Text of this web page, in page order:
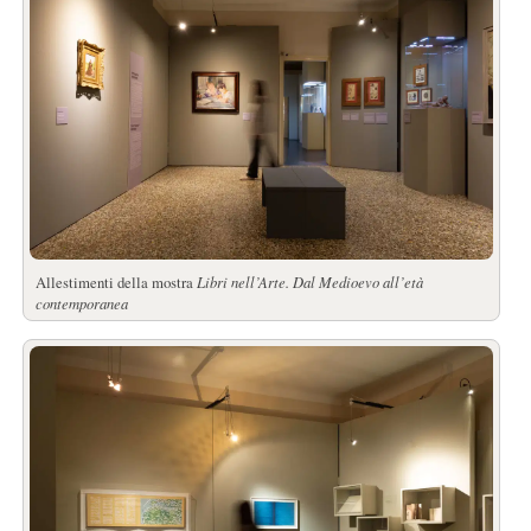
Allestimenti della mostra Libri nell’Arte. Dal Medioevo all’età
contemporanea